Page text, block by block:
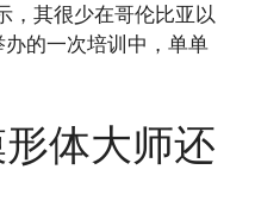
，其很少在哥伦比亚以
的一次培训中，单单
体大师还